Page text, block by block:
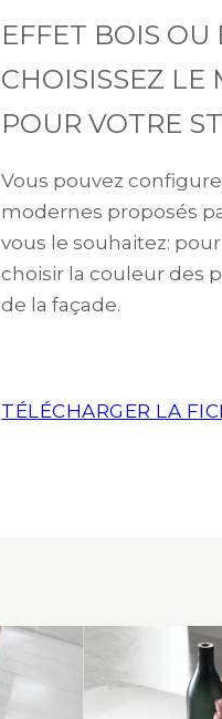
EFFET BOIS OU
CHOISISSEZ LE
POUR VOTRE
Vous pouvez
modernes proposés
vous le souhaitez:
choisir la couleur des
de la façade.
TÉLÉCHARGER LA